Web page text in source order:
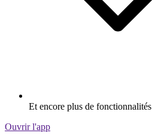
Et encore plus de fonctionnalités
Ouvrir l'app